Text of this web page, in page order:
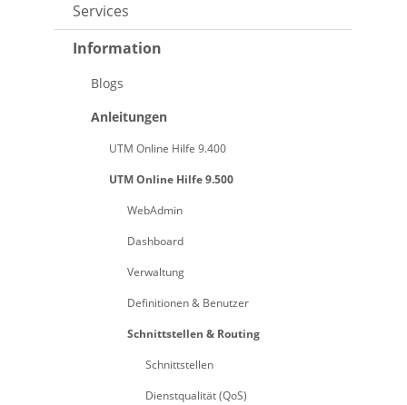
Services
Information
Blogs
Anleitungen
UTM Online Hilfe 9.400
UTM Online Hilfe 9.500
WebAdmin
Dashboard
Verwaltung
Definitionen & Benutzer
Schnittstellen & Routing
Schnittstellen
Dienstqualität (QoS)